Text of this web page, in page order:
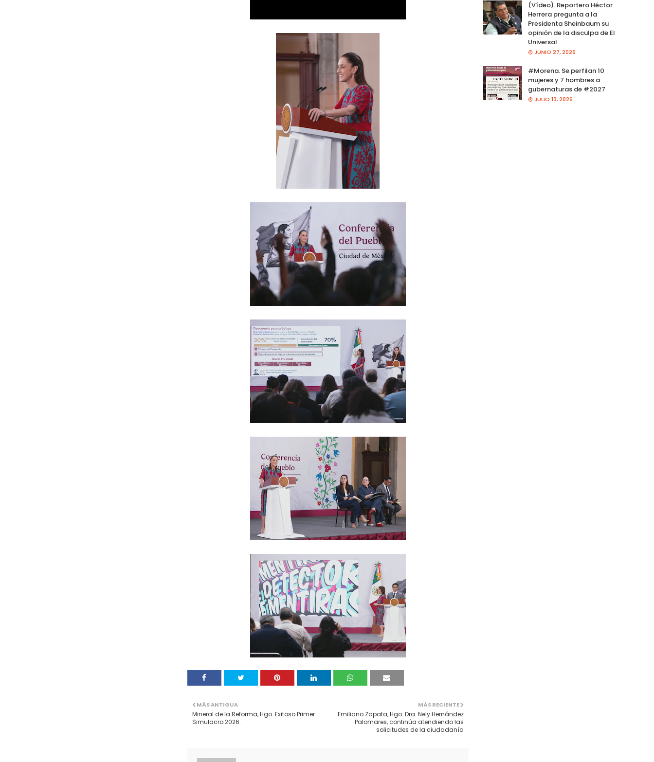
MÁS RECIENTE
Emiliano Zapata, Hgo. Dra. Nely Hernández
Palomares, continúa atendiendo las
solicitudes de la ciudadanía
MÁS ANTIGUA
Mineral de la Reforma, Hgo. Exitoso Primer
Simulacro 2026.
(Vídeo). Reportero Héctor
Herrera pregunta a la
Presidenta Sheinbaum su
opinión de la disculpa de El
Universal
JUNIO 27, 2026
#Morena. Se perfilan 10
mujeres y 7 hombres a
gubernaturas de #2027
JULIO 13, 2026